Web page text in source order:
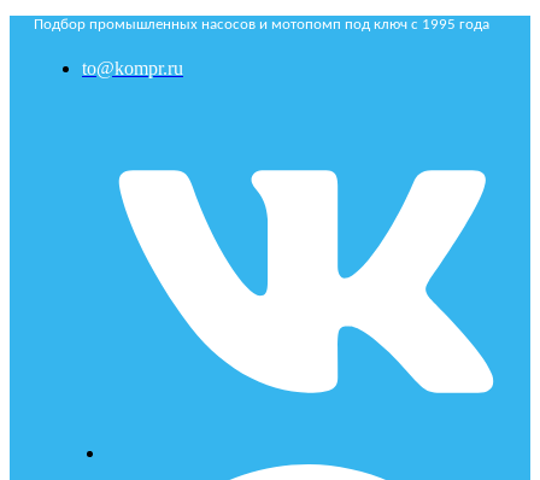
Подбор промышленных насосов и мотопомп под ключ с 1995 года
to@kompr.ru